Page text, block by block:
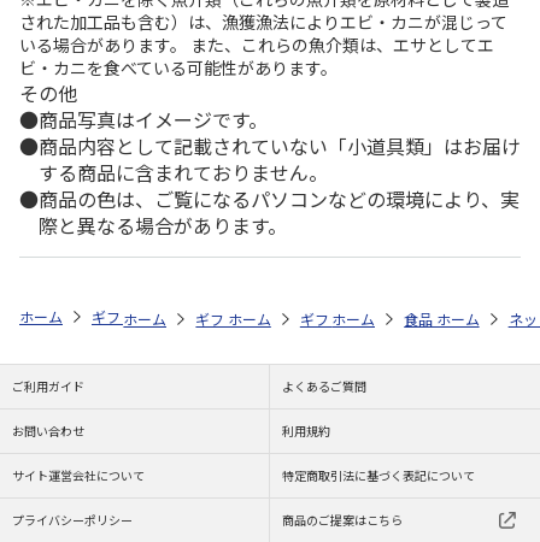
された加工品も含む）は、漁獲漁法によりエビ・カニが混じって
いる場合があります。 また、これらの魚介類は、エサとしてエ
ビ・カニを食べている可能性があります。
その他
商品写真はイメージです。
商品内容として記載されていない「小道具類」はお届け
する商品に含まれておりません。
商品の色は、ご覧になるパソコンなどの環境により、実
際と異なる場合があります。
ホーム ギフトストア お中元・夏ギフト特集 2026 おすすめ ご当地
ホーム ギフトストア お中元・夏ギフト特集 2026
ホーム ギフトストア お中元・夏ギフト
ホーム 食品・グルメストア
ホーム ネ
ご利用ガイド よくあるご質問
お問い合わせ 利用規約
サイト運営会社について 特定商取引法に基づく表記について
プライバシーポリシー 商品のご提案はこちら